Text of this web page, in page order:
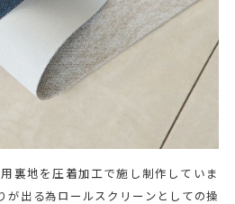
裏地を圧着加工で施し制作していま
が出る為ロールスクリーンとしての操